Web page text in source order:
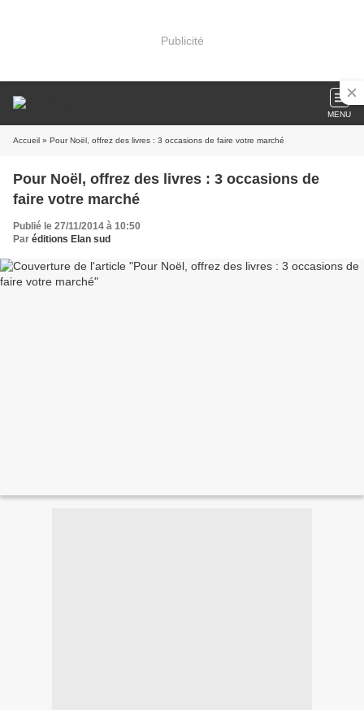
Publicité
MENU
Accueil » Pour Noël, offrez des livres : 3 occasions de faire votre marché
Pour Noël, offrez des livres : 3 occasions de
faire votre marché
Publié le 27/11/2014 à 10:50
Par éditions Elan sud